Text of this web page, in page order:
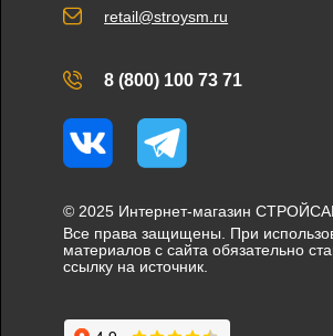
retail@stroysm.ru
8 (800) 100 73 71
Вконтакте
Telegram
© 2025 Интернет-магазин
Все права защищены. При
материалов с сайта обязательно
ссылку на источник.